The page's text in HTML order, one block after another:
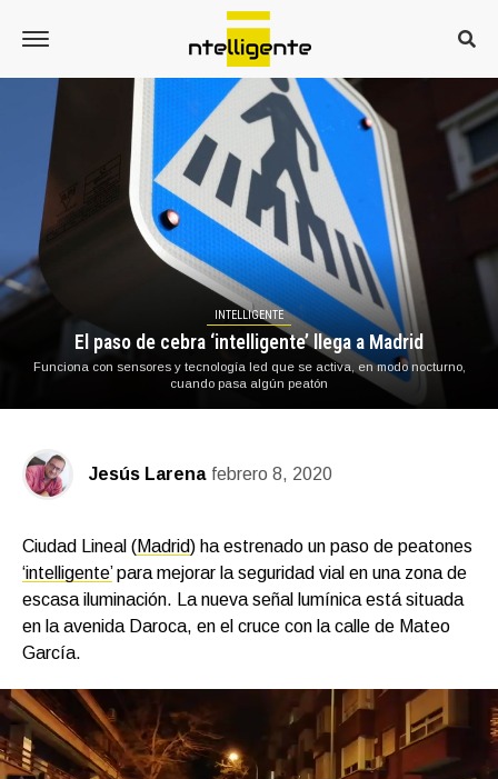
INTELLIGENTE
El paso de cebra ‘intelligente’ llega a Madrid
Funciona con sensores y tecnología led que se activa, en modo nocturno,
cuando pasa algún peatón
Jesús Larena febrero 8, 2020
Ciudad Lineal (Madrid) ha estrenado un paso de peatones
‘intelligente’para mejorar la seguridad vial en una zona de
escasa iluminación. La nueva señal lumínica está situada
en la avenida Daroca, en el cruce con la calle de Mateo
García.